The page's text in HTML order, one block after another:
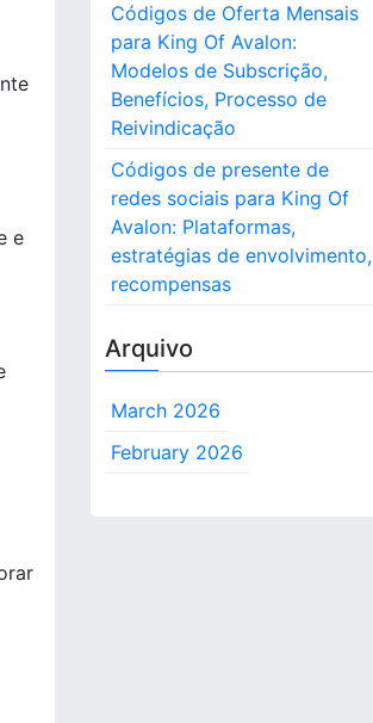
e
Códigos de Oferta Mensais
para King Of Avalon:
Modelos de Subscrição,
Benefícios, Processo de
Reivindicação
Códigos de presente de
redes sociais para King Of
Avalon: Plataformas,
estratégias de envolvimento,
recompensas
Arquivo
March 2026
February 2026